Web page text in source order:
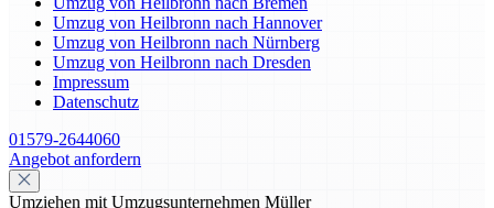
Umzug von Heilbronn nach Hannover
Umzug von Heilbronn nach Nürnberg
Umzug von Heilbronn nach Dresden
Impressum
Datenschutz
01579-2644060
Angebot anfordern
Umziehen mit Umzugsunternehmen Müller